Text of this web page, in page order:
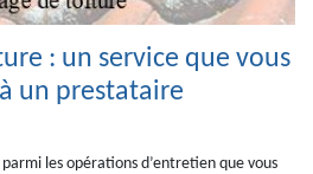
: un service que vous
un prestataire
les opérations d’entretien que vous